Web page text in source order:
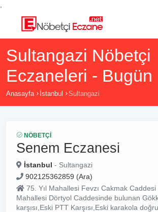
Sultangazi Nöbetçi
Eczaneleri - Bugün
Anasayfa İstanbul Sultangazi
NÖBETÇI
Senem Eczanesi
İstanbul - Sultangazi
902125362859 (Ara)
75. Yıl Mahallesi Fevzı Cakmak
Mahallesi Dörtyol Caddesinde bulunan
karşısı,Eski PTT Karşısı,Eski karakola